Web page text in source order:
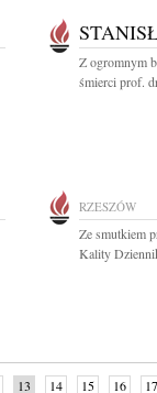
Z ogromnym
śmierci prof.
RZESZÓW
Ze smutkiem
Kality
13 14 15 16 17